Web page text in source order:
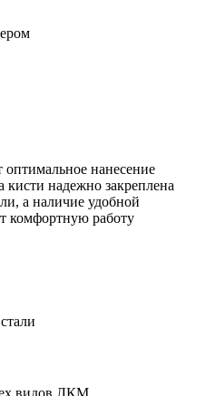
оптимальное нанесение
надежно закреплена
а наличие удобной
комфортную работу
видов ЛКМ